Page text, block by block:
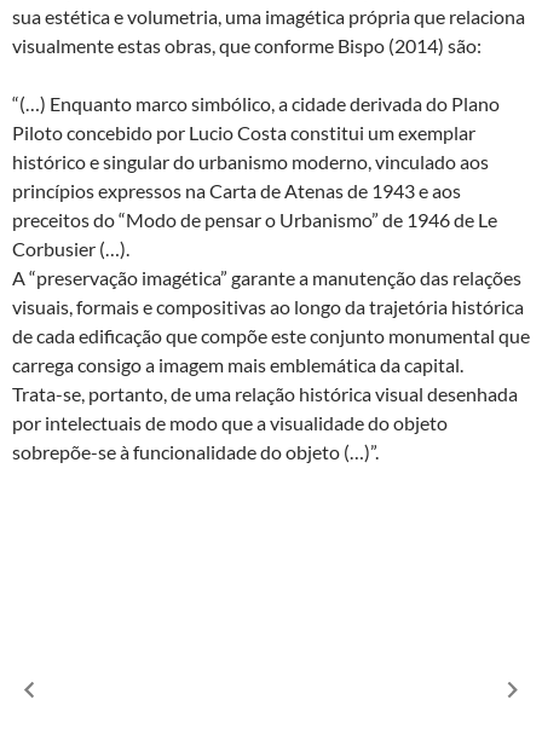
sua estética e volumetria, uma imagética própria que relaciona
visualmente estas obras, que conforme Bispo (2014) são:
“(…) Enquanto marco simbólico, a cidade derivada do Plano
Piloto concebido por Lucio Costa constitui um exemplar
histórico e singular do urbanismo moderno, vinculado aos
princípios expressos na Carta de Atenas de 1943 e aos
preceitos do “Modo de pensar o Urbanismo” de 1946 de Le
Corbusier (…).
A “preservação imagética” garante a manutenção das relações
visuais, formais e compositivas ao longo da trajetória histórica
de cada edificação que compõe este conjunto monumental que
carrega consigo a imagem mais emblemática da capital.
Trata-se, portanto, de uma relação histórica visual desenhada
por intelectuais de modo que a visualidade do objeto
sobrepõe-se à funcionalidade do objeto (…)”.